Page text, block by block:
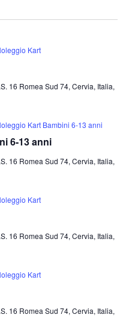
e
Kart
16 Romea Sud 74, Cervia, Italia,
6-13 anni
Kart Bambini 6-13 anni
16 Romea Sud 74, Cervia, Italia,
Kart
16 Romea Sud 74, Cervia, Italia,
Kart
16 Romea Sud 74, Cervia, Italia,